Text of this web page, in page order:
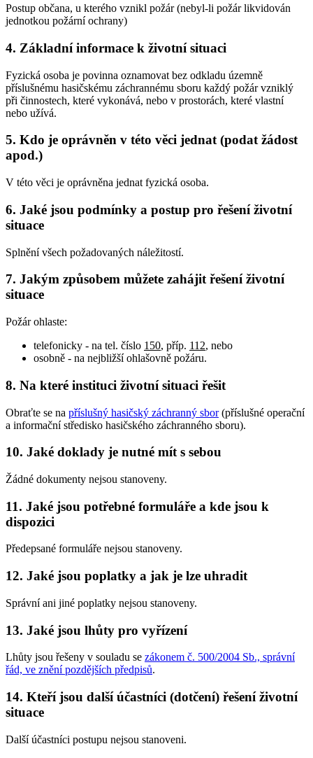
Postup občana, u kterého vznikl požár (nebyl-li požár likvidován
jednotkou požární ochrany)
4. Základní informace k životní situaci
Fyzická osoba je povinna oznamovat bez odkladu územně
příslušnému hasičskému záchrannému sboru každý požár vzniklý
při činnostech, které vykonává, nebo v prostorách, které vlastní
nebo užívá.
5. Kdo je oprávněn v této věci jednat (podat žádost
apod.)
V této věci je oprávněna jednat fyzická osoba.
6. Jaké jsou podmínky a postup pro řešení životní
situace
Splnění všech požadovaných náležitostí.
7. Jakým způsobem můžete zahájit řešení životní
situace
Požár ohlaste:
telefonicky - na tel. číslo 150, příp. 112, nebo
osobně - na nejbližší ohlašovně požáru.
8. Na které instituci životní situaci řešit
Obraťte se na příslušný hasičský záchranný sbor(příslušné operační
a informační středisko hasičského záchranného sboru).
10. Jaké doklady je nutné mít s sebou
Žádné dokumenty nejsou stanoveny.
11. Jaké jsou potřebné formuláře a kde jsou k
dispozici
Předepsané formuláře nejsou stanoveny.
12. Jaké jsou poplatky a jak je lze uhradit
Správní ani jiné poplatky nejsou stanoveny.
13. Jaké jsou lhůty pro vyřízení
Lhůty jsou řešeny v souladu se zákonem č. 500/2004 Sb., správní
řád, ve znění pozdějších předpisů.
14. Kteří jsou další účastníci (dotčení) řešení životní
situace
Další účastníci postupu nejsou stanoveni.